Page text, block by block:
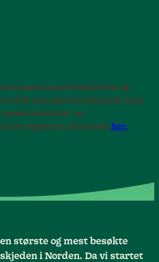
hvordan barn faktisk leker og
2 000 svenske foreldre bedt om å
gamle barns lek- og
lese rapporten på svensk her.
største og mest besøkte
i Norden. Da vi startet